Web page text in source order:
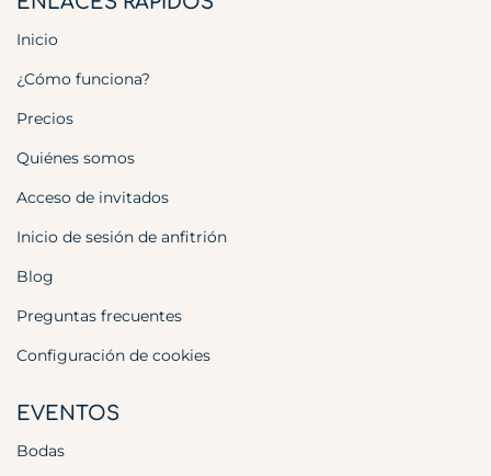
Inicio
¿Cómo funciona?
Precios
Quiénes somos
Acceso de invitados
Inicio de sesión de anfitrión
Blog
Preguntas frecuentes
Configuración de cookies
EVENTOS
Bodas